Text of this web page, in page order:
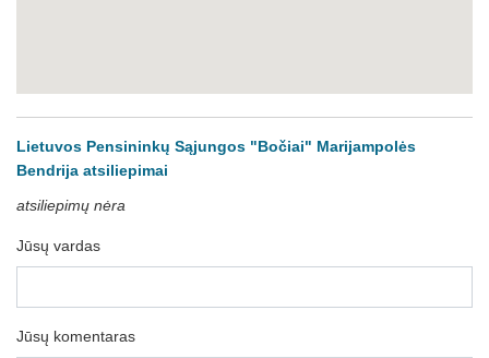
Lietuvos Pensininkų Sąjungos "Bočiai" Marijampolės
Bendrija atsiliepimai
atsiliepimų nėra
Jūsų vardas
Jūsų komentaras